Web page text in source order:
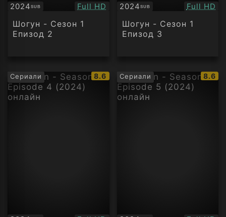
2024SUB
Субтитри Качество:
Full HD
Шогун - Сезон 1
Епизод 2
2024SUB
Субтитри Full HD
Шогун - Сезон 1
Епизод 3
Сериали
IMDb
рейтинг:
8.6 Сериали
IMDb
8.6